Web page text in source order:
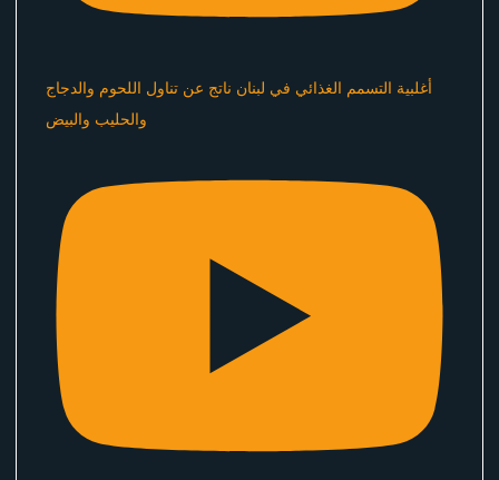
أغلبية التسمم الغذائي في لبنان ناتج عن تناول اللحوم والدجاج
والحليب والبيض